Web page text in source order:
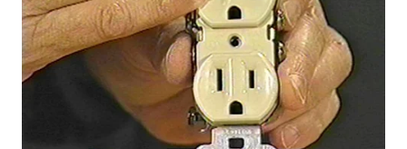
PRIANGAN
TIMUR